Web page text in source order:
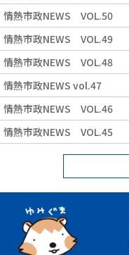
情熱市政NEWS VOL.50
情熱市政NEWS VOL.49
情熱市政NEWS VOL.48
情熱市政NEWS vol.47
情熱市政NEWS VOL.46
情熱市政NEWS VOL.45